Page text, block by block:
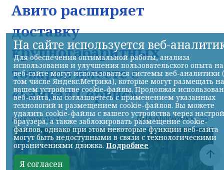
Авито расширяет
доставку
крупногабаритных
товаров вместе с
«Байкал Сервис»
06.08.2026 21:22 НИА-Красноярск
На сайте используется веб-
Для обеспечения оптимальной работы, анализа
использования и улучшения пользовательского опыта на
веб-сайте могут использоваться системы веб-аналитики
том числе Яндекс.Метрика), которые могут размещать на
вашем устройстве cookie-файлы. Продолжая
веб-сайта, вы соглашаетесь с применением указанных
технологий и размещением cookie-файлов. Вы можете
удалить cookie-файлы с вашего устройства через
браузера, а также заблокировать размещение cookie-
файлов, однако при этом некоторые функции веб-сайта
могут быть недоступными в связи с технологическими
ограничениями движка. Подробнее
Я согласен